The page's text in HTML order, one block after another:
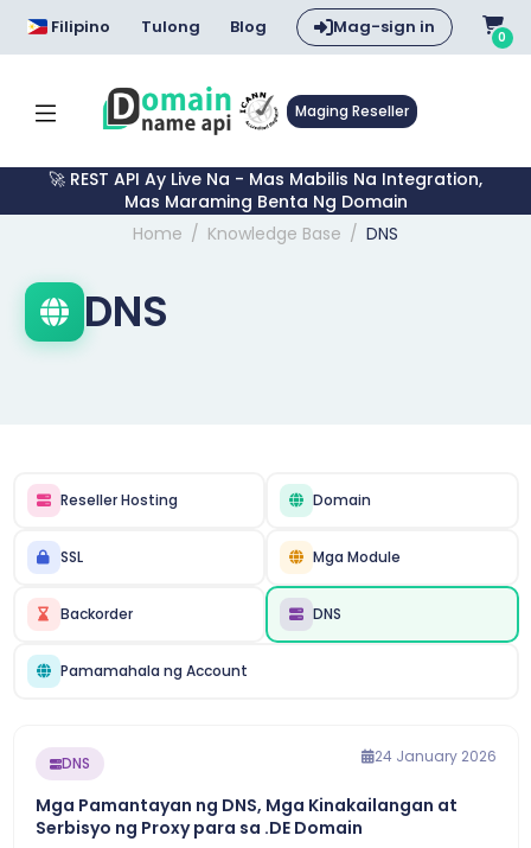
Filipino Tulong Blog Mag-sign in 0
Maging Reseller
🚀 REST API Ay Live Na - Mas Mabilis Na Integration,
Mas Maraming Benta Ng Domain
Home
Knowledge Base DNS
DNS
Reseller Hosting Domain
SSL Mga Module
Backorder DNS
Pamamahala ng Account
DNS 24 January 2026
Mga Pamantayan ng DNS, Mga Kinakailangan at
Serbisyo ng Proxy para sa .DE Domain